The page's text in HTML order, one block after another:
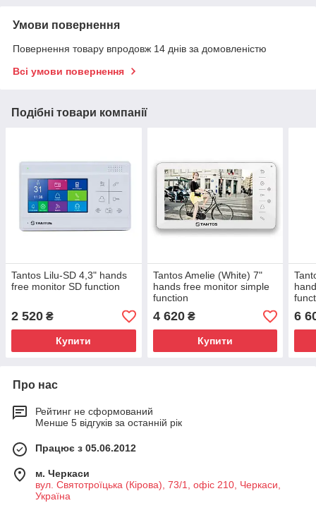
Умови повернення
Повернення товару впродовж 14 днів за домовленістю
Всі умови повернення
Подібні товари компанії
Tantos Lilu-SD 4,3" hands
free monitor SD function
2 520 ₴
Купити
Tantos Amelie (White) 7"
hands free monitor simple
function
4 620₴
Купити
6
Про нас
Рейтинг не сформований
Менше 5 відгуків за останній рік
Працює з 05.06.2012
м. Черкаси
вул. Святотроїцька (Кірова), 73/1, офіс 210, Черкаси,
Україна